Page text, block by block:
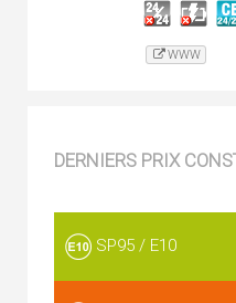
WWW
DERNIERS PRIX
SP95 / E10